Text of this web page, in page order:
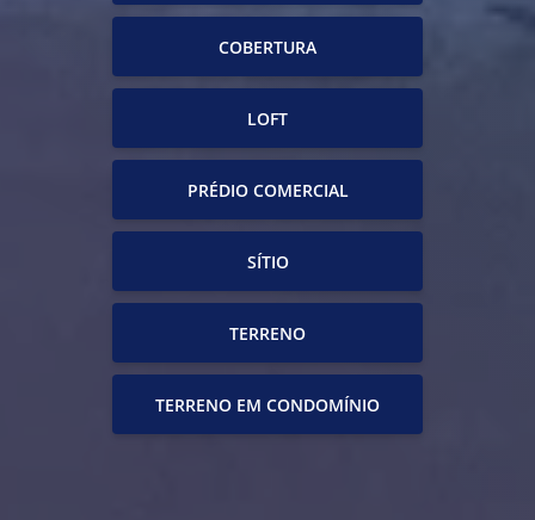
COBERTURA
LOFT
PRÉDIO COMERCIAL
SÍTIO
TERRENO
TERRENO EM CONDOMÍNIO